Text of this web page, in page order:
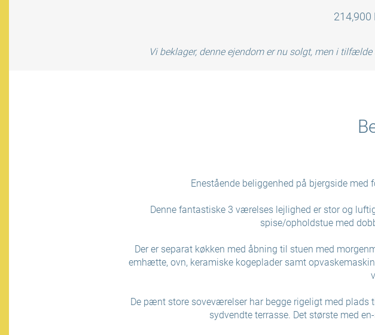
214,900
Vi beklager, denne ejendom er nu solgt, men i
Enestående beliggenhed på bjergside
Denne fantastiske 3 værelses lejlighed er stor og
spise/opholdstue med
Der er separat køkken med åbning til stuen med
emhætte, ovn, keramiske kogeplader samt
De pænt store soveværelser har begge rigeligt med plads
sydvendte terrasse. Det største med